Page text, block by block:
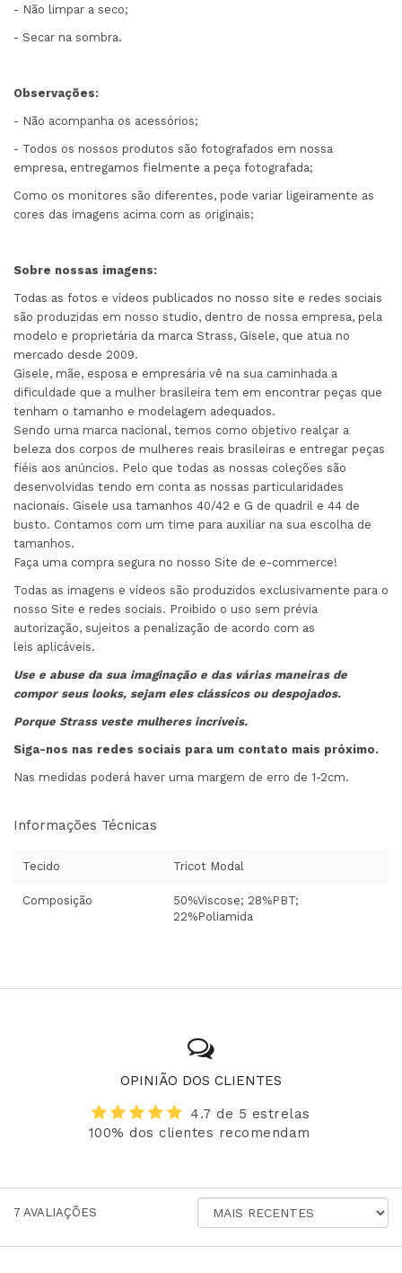
- Não limpar a seco;
- Secar na sombra.
Observações:
- Não acompanha os acessórios;
- Todos os nossos produtos são fotografados em nossa
empresa, entregamos fielmente a peça fotografada;
Como os monitores são diferentes, pode variar ligeiramente as
cores das imagens acima com as originais;
Sobre nossas imagens:
Todas as fotos e vídeos publicados no nosso site e redes sociais
são produzidas em nosso studio, dentro de nossa empresa, pela
modelo e proprietária da marca Strass, Gisele, que atua no
mercado desde 2009.
Gisele, mãe, esposa e empresária vê na sua caminhada a
dificuldade que a mulher brasileira tem em encontrar peças que
tenham o tamanho e modelagem adequados.
Sendo uma marca nacional, temos como objetivo realçar a
beleza dos corpos de mulheres reais brasileiras e entregar peças
fiéis aos anúncios. Pelo que todas as nossas coleções são
desenvolvidas tendo em conta as nossas particularidades
nacionais. Gisele usa tamanhos 40/42 e G de quadril e 44 de
busto. Contamos com um time para auxiliar na sua escolha de
tamanhos.
Faça uma compra segura no nosso Site de e-commerce!
Todas as imagens e vídeos são produzidos exclusivamente para o
nosso Site e redes sociais. Proibido o uso sem prévia
autorização, sujeitos a penalização de acordo com as
leis aplicáveis.
Use e abuse da sua imaginação e das várias maneiras de
compor seus looks, sejam eles clássicos ou despojados.
Porque Strass veste mulheres incríveis.
Siga-nos nas redes sociais para um contato mais próximo.
Nas medidas poderá haver uma margem de erro de 1-2cm.
Informações Técnicas
Tecido Tricot Modal
Composição
50%Viscose; 28%PBT;
22%Poliamida
OPINIÃO DOS CLIENTES
4.7 de 5 estrelas
100% dos clientes recomendam
7 AVALIAÇÕES
AVALIAÇÕES